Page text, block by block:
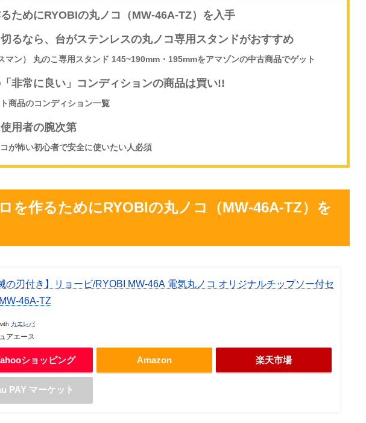
ためにRYOBIの丸ノコ（MW-46A-TZ）を入手
るなら、台がステンレスの丸ノコ専用スタンドがおすすめ
マン） 丸のこ専用スタンド 145~190mm・195mmをアマゾンの中古商品でゲット
非常に良い」コンディションの商品は買い!!
商品のコンディション一覧
用者の腕次第
が怖い初心者で安全に使いたい人必須
を作るためにRYOBIの丸ノコ（MW-46A-TZ）を
の刃付き】リョービ/RYOBI MW-46A 電気丸ノコ オリジナルチップソー付セ
46A-TZ
カエレバ
アエース
ショッピング Amazon 楽天市場
PAY マーケット